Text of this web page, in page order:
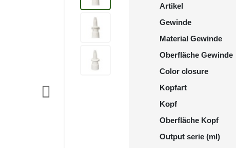
Artikel
Gewinde
Material Gewinde
Oberfläche Gewinde
Color closure
Kopfart
Kopf
Oberfläche Kopf
Output serie (ml)